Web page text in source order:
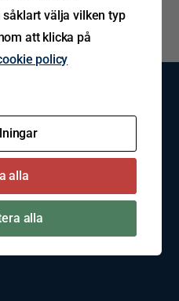
såklart välja vilken typ
att klicka på
policy
alla
alla